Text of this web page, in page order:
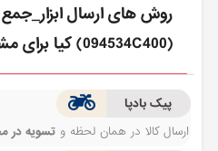
روش های ارسال
(094534C400) کیا برای مشتری
پیک بادپا
ارسال کالا در همان لحظه وتسویه در